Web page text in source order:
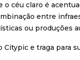
o céu claro é
entre
ou produções
Citypic e traga para